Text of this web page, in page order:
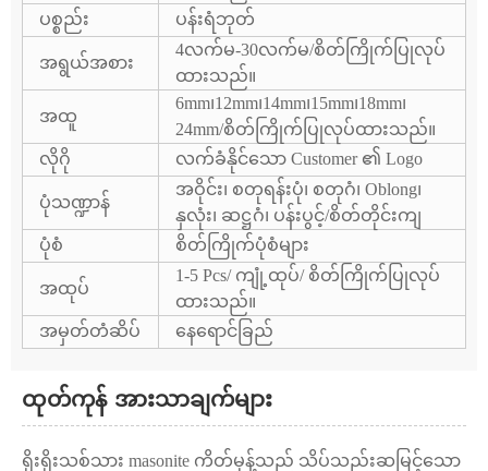
ပစ္စည်း
ပန်းရံဘုတ်
အရွယ်အစား
4လက်မ-30လက်မ/စိတ်ကြိုက်ပြုလုပ်
ထားသည်။
အထူ
6mm၊12mm၊14mm၊15mm၊18mm၊
24mm/စိတ်ကြိုက်ပြုလုပ်ထားသည်။
လိုဂို
လက်ခံနိုင်သော Customer ၏ Logo
ပုံသဏ္ဍာန်
အဝိုင်း၊ စတုရန်းပုံ၊ စတုဂံ၊ Oblong၊
နှလုံး၊ ဆဋ္ဌဂံ၊ ပန်းပွင့်/စိတ်တိုင်းကျ
ပုံစံ
စိတ်ကြိုက်ပုံစံများ
အထုပ်
1-5 Pcs/ ကျုံ့ထုပ်/ စိတ်ကြိုက်ပြုလုပ်
ထားသည်။
အမှတ်တံဆိပ်
နေရောင်ခြည်
ထုတ်ကုန် အားသာချက်များ
ရိုးရိုးသစ်သား masonite ကိတ်မုန့်သည် သိပ်သည်းဆမြင့်သော